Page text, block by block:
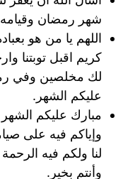
شهر رمضان
اللهم يا من هو
كريم اقبل توبتنا
لك مخلصين وفي
عليكم الشهر.
مبارك عليكم
وإياكم فيه على
لنا ولكم فيه
وأنتم بخير.